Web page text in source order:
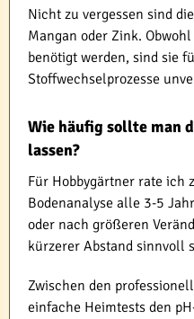
Nicht zu vergessen sind
Mangan oder Zink.
benötigt werden, sind sie
Stoffwechselprozesse
Wie häufig sollte man
lassen?
Für Hobbygärtner rate ich
Bodenanalyse alle 3-5
oder nach größeren
kürzerer Abstand sinnvoll
Zwischen den
einfache Heimtests den